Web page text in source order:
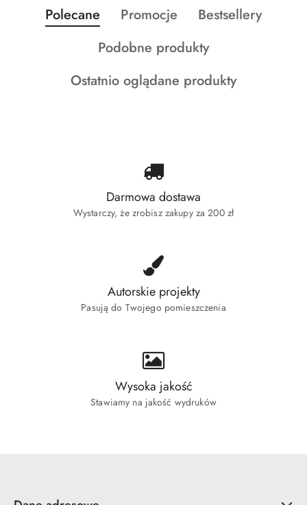
Pomiń karuzelę produktów
Produkty
o
Polecane
Produkty
statusie:
Promocje
Produkty
statusie:
Bestsellery
Produkty
statusie:
Podobne produkty
Produkty
Ostatnio oglądane produkty
Darmowa dostawa
Wystarczy, że zrobisz zakupy za 200 zł
Autorskie projekty
Pasują do Twojego pomieszczenia
Wysoka jakość
Stawiamy na jakość wydruków